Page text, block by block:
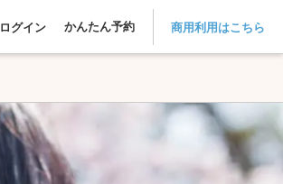
ログイン かんたん予約 商用利用はこちら